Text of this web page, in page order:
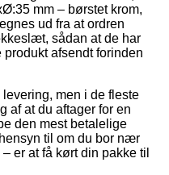
mm – børstet krom,
ud fra at ordren
sådan at de har
afsendt forinden
men i de fleste
af at du aftager for en
den mest betalelige
til om du bor nær
er at få kørt din pakke til